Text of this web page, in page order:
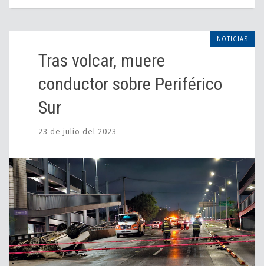
NOTICIAS
Tras volcar, muere
conductor sobre Periférico
Sur
23 de julio del 2023